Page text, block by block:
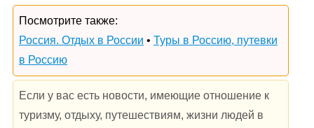
Посмотрите также:
Россия. Отдых в России • Туры в Россию, путевки
в Россию
Если у вас есть новости, имеющие отношение к
туризму, отдыху, путешествиям, жизни людей в